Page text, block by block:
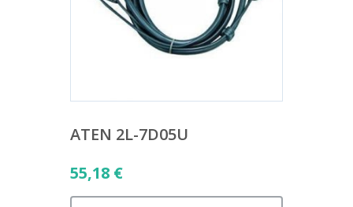
ATEN 2L-7D05U
55,18 €